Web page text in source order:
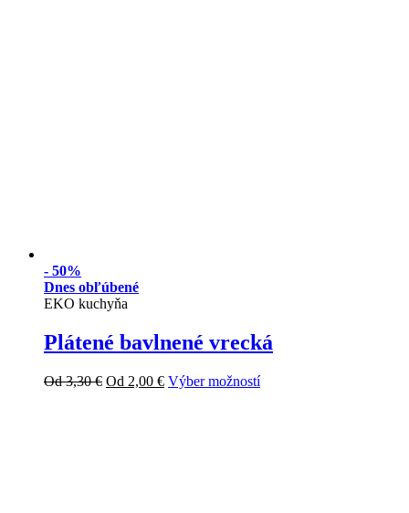
- 50%
Dnes obľúbené
EKO kuchyňa
Plátené bavlnené vrecká
Od3,30€ Od 2,00 € Výber možností